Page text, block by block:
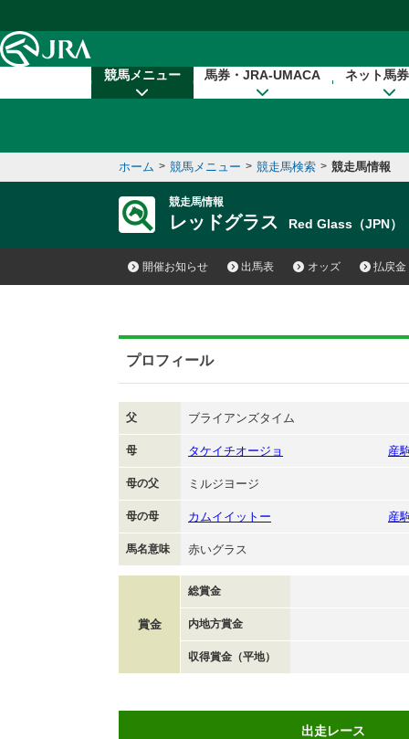
競馬メニュー 馬券・JRA-UMACA ネット馬
ホーム > 競馬メニュー > 競走馬検索 > 競走馬情報
競走馬情報
レッドグラス Red Glass（JPN）
開催お知らせ 出馬表 オッズ 払戻金
プロフィール
父 ブライアンズタイム
母 タケイチオージョ 産
母の父 ミルジヨージ
母の母 カムイイットー 産
馬名意味 赤いグラス
賞金
総賞金
内地方賞金
収得賞金（平地）
出走レース